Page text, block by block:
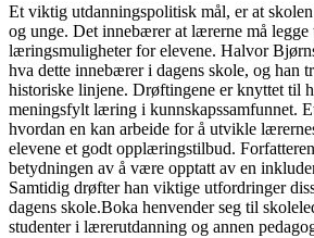
Et viktig utdanningspolitisk mål, er at
og unge. Det innebærer at lærerne må legge
læringsmuligheter for elevene. Halvor
hva dette innebærer i dagens skole, og han
historiske linjene. Drøftingene er knyttet til
meningsfylt læring i kunnskapssamfunnet.
hvordan en kan arbeide for å utvikle
elevene et godt opplæringstilbud.
betydningen av å være opptatt av en
Samtidig drøfter han viktige utfordringer
dagens skole.Boka henvender seg til
studenter i lærerutdanning og annen